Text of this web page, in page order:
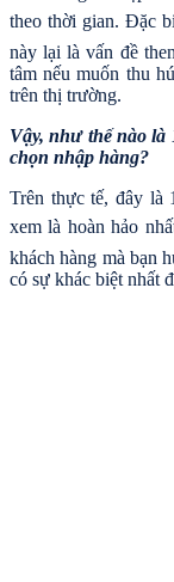
theo thời gian. Đặc
này lại là vấn đề
tâm nếu muốn thu
trên thị trường.
Vậy, như thế nào là
chọn nhập hàng?
Trên thực tế, đây là
xem là hoàn hảo
khách hàng mà bạn
có sự khác biệt nhất